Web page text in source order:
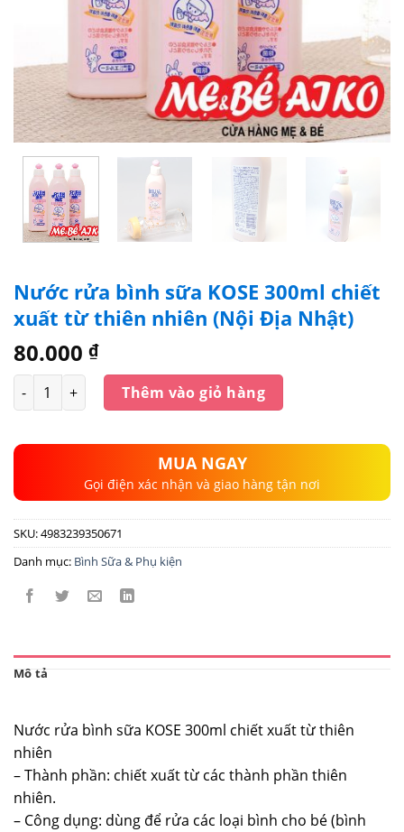
Nước rửa bình sữa KOSE 300ml chiết
xuất từ thiên nhiên (Nội Địa Nhật)
80.000 ₫
Số lượng Thêm vào giỏ hàng
MUA NGAY
Gọi điện xác nhận và giao hàng tận nơi
SKU:4983239350671
Danh mục: Bình Sữa & Phụ kiện
Mô tả
Nước rửa bình sữa KOSE 300ml chiết xuất từ thiên
nhiên
– Thành phần: chiết xuất từ các thành phần thiên
nhiên.
– Công dụng: dùng để rửa các loại bình cho bé (bình